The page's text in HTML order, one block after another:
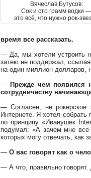
Вячеслав Бутусов:
Сок и сто грамм водки —
это всё, что нужно рок-
время все рассказать.
— Да, мы хотели устроить
затею не поддержал,
на один миллион долларов,
— Прежде чем появился
сотрудничеству
— Согласен, не рокерское
Интернете. Я хотел
по принципу «Иванушек
подумал: «А зачем мне
которых могу отвечать, как
— О вас говорят как о
— А что, правильно